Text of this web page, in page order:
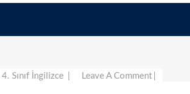
4. Sınıf İngilizce Leave A Comment